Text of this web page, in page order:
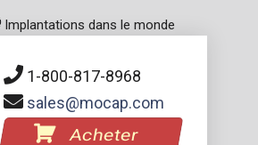
Implantations dans le monde
1-800-817-8968
sales
mocap.com
Acheter